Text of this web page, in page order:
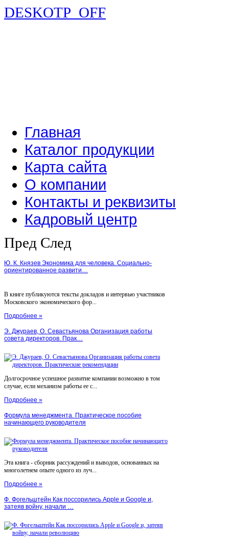
DESKOTP_OFF
Главная
Каталог продукции
Карта сайта
О компании
Контакты и реквизиты
Кадровый центр
Пред След
Ю. К. Князев Экономика для человека. Социально-
ориентированное развити…
В книге публикуются тексты докладов и интервью участников
Московского экономического фор...
Подробнее »
Э. Джураев, О. Севастьянова Организация работы
совета директоров. Прак…
Долгосрочное успешное развитие компании возможно в том
случае, если механизм работы ее с...
Подробнее »
Формула менеджмента. Практическое пособие
начинающего руководителя
Эта книга - сборник рассуждений и выводов, основанных на
многолетнем опыте одного из луч...
Подробнее »
Ф. Фогельштейн Как поссорились Apple и Google и,
затеяв войну, начали …